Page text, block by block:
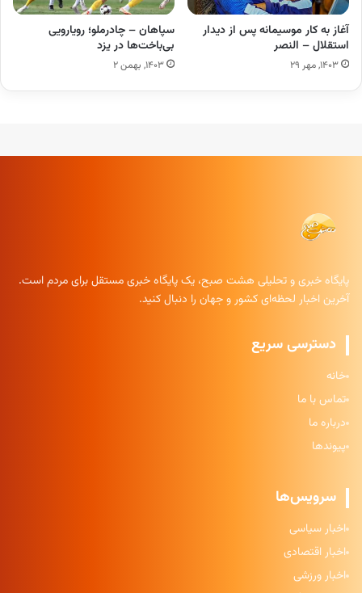
آغاز به کار موسیمانه پس از دیدار
استقلال – النصر
۱۴۰۳, مهر ۲۹
سپاهان – چادرملو؛ رویارویی
بی‌باخت‌ها در یزد
۱۴۰۳, بهمن ۲
پایگاه خبری و تحلیلی هشت صبح، یک پایگاه خبری مستقل برای مردم است.
آخرین اخبار لحظه‌ای کشور و جهان را دنبال کنید.
دسترسی سریع
خانه
تماس با ما
درباره ما
پیوندها
سرویس‌ها
اخبار سیاسی
اخبار اقتصادی
اخبار ورزشی